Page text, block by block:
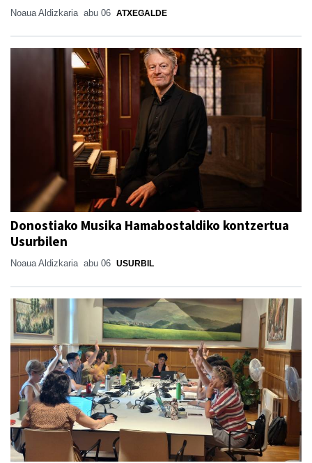
Noaua Aldizkaria abu 06 ATXEGALDE
Donostiako Musika Hamabostaldiko kontzertua
Usurbilen
Noaua Aldizkaria abu 06 USURBIL